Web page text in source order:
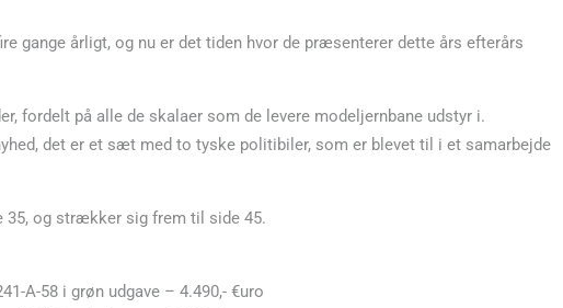
gange årligt, og nu er det tiden hvor de præsenterer dette års efterårs
fordelt på alle de skalaer som de levere modeljernbane udstyr i.
det er et sæt med to tyske politibiler, som er blevet til i et samarbejde
35, og strækker sig frem til side 45.
A-58 i grøn udgave – 4.490,- €uro